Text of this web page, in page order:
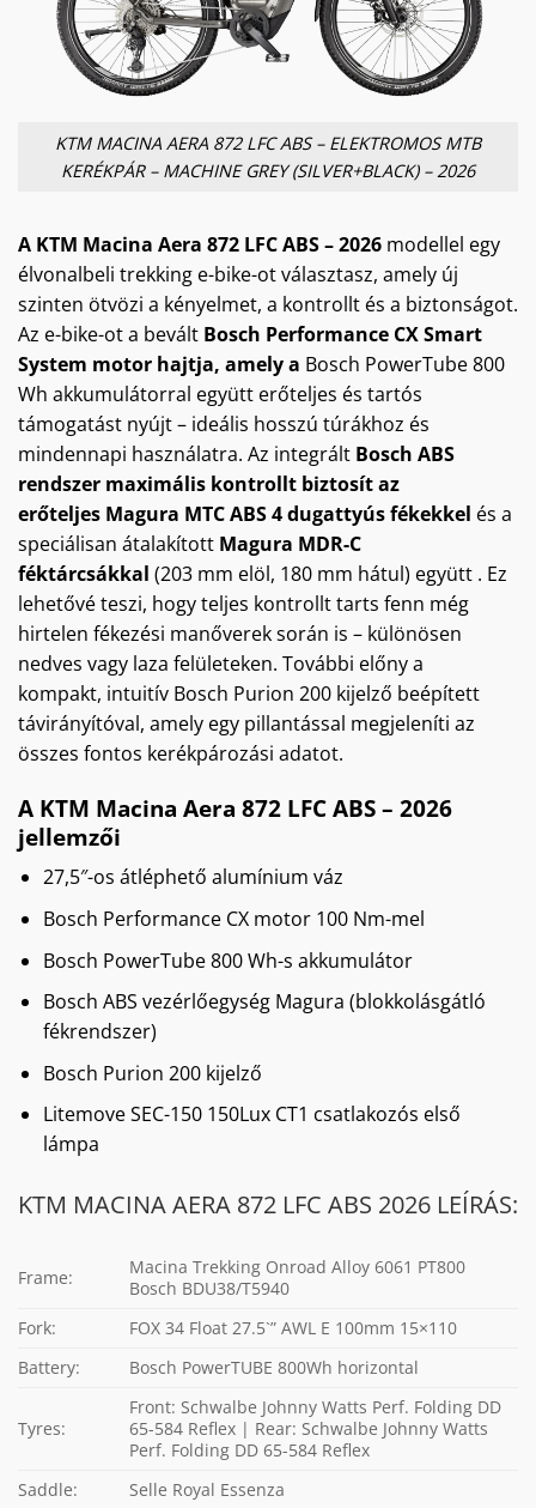
KTM MACINA AERA 872 LFC ABS – ELEKTROMOS MTB
KERÉKPÁR – MACHINE GREY (SILVER+BLACK) – 2026
A KTM Macina Aera 872 LFC ABS – 2026 modellel egy
élvonalbeli trekking e-bike-ot választasz, amely új
szinten ötvözi a kényelmet, a kontrollt és a biztonságot.
Az e-bike-ot a bevált Bosch Performance CX Smart
System motor hajtja, amely a Bosch PowerTube 800
Wh akkumulátorral együtt erőteljes és tartós
támogatást nyújt – ideális hosszú túrákhoz és
mindennapi használatra. Az integrált Bosch ABS
rendszer maximális kontrollt biztosít az
erőteljes Magura MTC ABS 4 dugattyús fékekkel és a
speciálisan átalakított Magura MDR-C
féktárcsákkal (203 mm elöl, 180 mm hátul) együtt . Ez
lehetővé teszi, hogy teljes kontrollt tarts fenn még
hirtelen fékezési manőverek során is – különösen
nedves vagy laza felületeken. További előny a
kompakt, intuitív Bosch Purion 200 kijelző beépített
távirányítóval, amely egy pillantással megjeleníti az
összes fontos kerékpározási adatot.
A KTM Macina Aera 872 LFC ABS – 2026
jellemzői
27,5″-os átléphető alumínium váz
Bosch Performance CX motor 100 Nm-mel
Bosch PowerTube 800 Wh-s akkumulátor
Bosch ABS vezérlőegység Magura (blokkolásgátló
fékrendszer)
Bosch Purion 200 kijelző
Litemove SEC-150 150Lux CT1 csatlakozós első
lámpa
KTM MACINA AERA 872 LFC ABS 2026 LEÍRÁS:
Frame:
Macina Trekking Onroad Alloy 6061 PT800
Bosch BDU38/T5940
Fork:
FOX 34 Float 27.5`” AWL E 100mm 15×110
Battery:
Bosch PowerTUBE 800Wh horizontal
Tyres:
Front: Schwalbe Johnny Watts Perf. Folding DD
65-584 Reflex | Rear: Schwalbe Johnny Watts
Perf. Folding DD 65-584 Reflex
Saddle:
Selle Royal Essenza